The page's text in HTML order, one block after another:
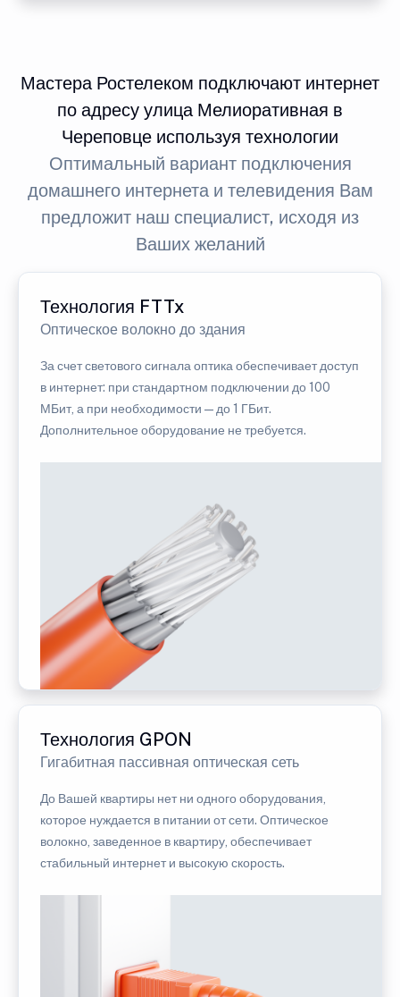
Мастера Ростелеком подключают интернет
по адресу улица Мелиоративная в
Череповце используя технологии
Оптимальный вариант подключения
домашнего интернета и телевидения Вам
предложит наш специалист, исходя из
Ваших желаний
Технология FTTx
Оптическое волокно до здания
За счет светового сигнала оптика обеспечивает доступ
в интернет: при стандартном подключении до 100
МБит, а при необходимости — до 1 ГБит.
Дополнительное оборудование не требуется.
Технология GPON
Гигабитная пассивная оптическая сеть
До Вашей квартиры нет ни одного оборудования,
которое нуждается в питании от сети. Оптическое
волокно, заведенное в квартиру, обеспечивает
стабильный интернет и высокую скорость.